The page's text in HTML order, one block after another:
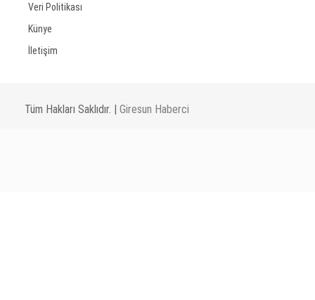
Veri Politikası
Künye
İletişim
Tüm Hakları Saklıdır. | Giresun Haberci